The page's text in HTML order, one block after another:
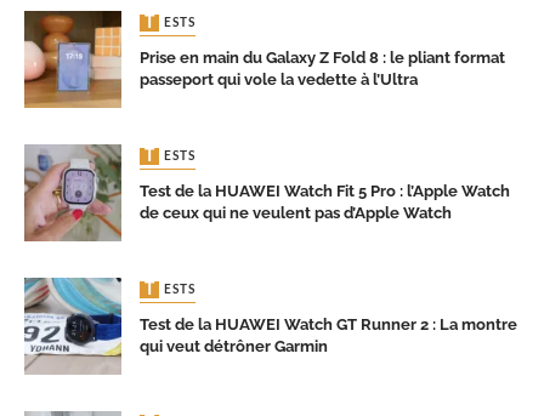
TESTS
Prise en main du Galaxy Z Fold 8 : le pliant format
passeport qui vole la vedette à l’Ultra
TESTS
Test de la HUAWEI Watch Fit 5 Pro : l’Apple Watch
de ceux qui ne veulent pas d’Apple Watch
TESTS
Test de la HUAWEI Watch GT Runner 2 : La montre
qui veut détrôner Garmin